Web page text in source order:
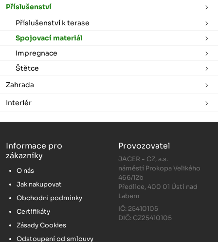
Příslušenství
Příslušenství k terase
Spojovací materiál
Impregnace
Štětce
Zahrada
Interiér
Informace pro
zákazníky
O nás
Jak nakupovat
Obchodní podmínky
Certifikáty
Zásady Cookies
Odstoupení od smlouvy
Provozovatel
JACER - CZ, a.s.
náměstí Prokopa Velikého
466/12b
Předlice, 400 01 Ústí nad
Labem
IČ: 25410105
DIČ: CZ25410105